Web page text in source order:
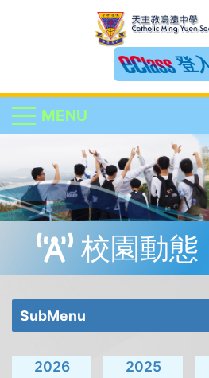
登
MENU
校園動態
SubMenu
2026 2025